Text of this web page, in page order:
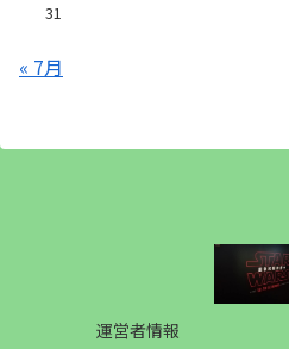
31
« 7月
運営者情報